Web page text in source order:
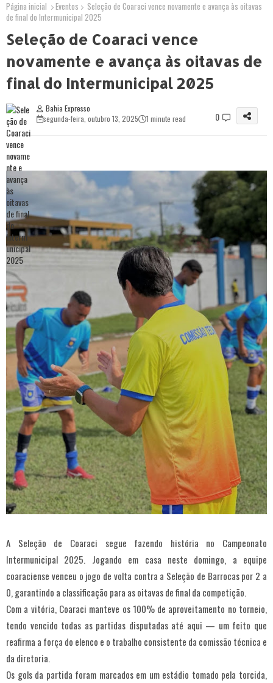
Página inicial Eventos
Seleção de Coaraci vence novamente e avança às oitavas
de final do Intermunicipal 2025
Seleção de Coaraci vence
novamente e avança às oitavas de
final do Intermunicipal 2025
Bahia Expresso
segunda-feira, outubro 13, 2025
1 minute read 0
A Seleção de Coaraci segue fazendo história no Campeonato
Intermunicipal 2025. Jogando em casa neste domingo, a equipe
coaraciense venceu o jogo de volta contra a Seleção de Barrocas por 2 a
0, garantindo a classificação para as oitavas de final da competição.
Com a vitória, Coaraci manteve os 100% de aproveitamento no torneio,
tendo vencido todas as partidas disputadas até aqui — um feito que
reafirma a força do elenco e o trabalho consistente da comissão técnica e
da diretoria.
Os gols da partida foram marcados em um estádio tomado pela torcida,